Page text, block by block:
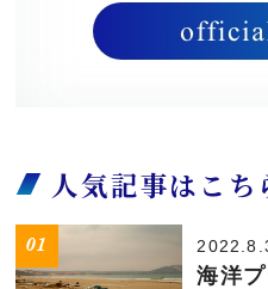
人気記事はこち
海洋